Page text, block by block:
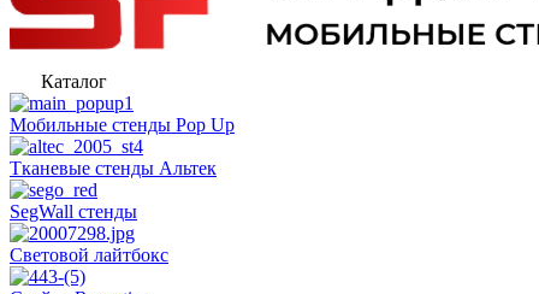
Каталог
Мобильные стенды Pop Up
Тканевые стенды Альтек
SegWall стенды
Световой лайтбокс